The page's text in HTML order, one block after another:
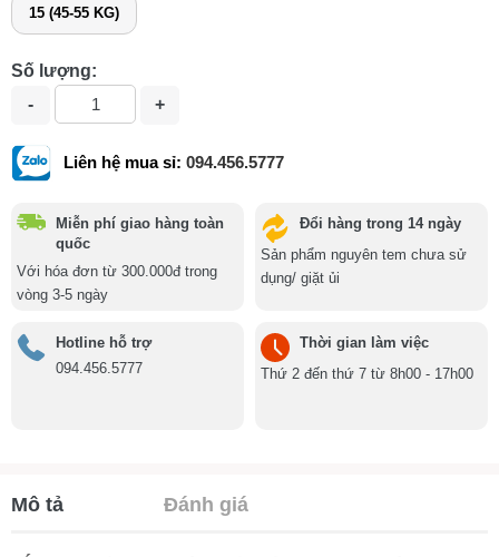
15 (45-55 KG)
Số lượng:
Liên hệ mua sỉ: 094.456.5777
Miễn phí giao hàng toàn
quốc
Với hóa đơn từ 300.000đ trong
vòng 3-5 ngày
Đổi hàng trong 14 ngày
Sản phẩm nguyên tem chưa sử
dụng/ giặt ủi
Hotline hỗ trợ
094.456.5777
Thời gian làm việc
Thứ 2 đến thứ 7 từ 8h00 - 17h00
Mô tả Đánh giá